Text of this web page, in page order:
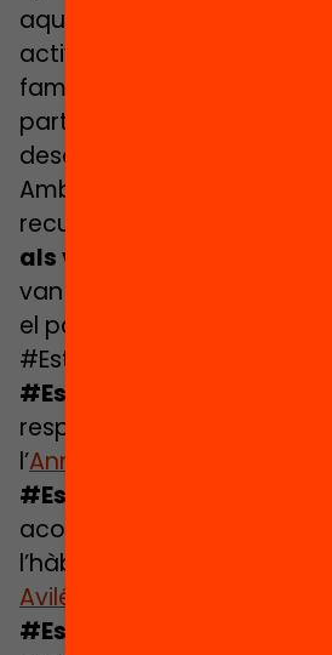
aquests espais cal que a
activitats hi pugui accedir
famílies, i garantir que un
participants provenen
desafavorits.
Amb la voluntat de
recursos, a continuació
als vídeos i a les
van utilitzar en els actes
el passat 12 de juny, en el
#EstiuEnriquit.
#EstiuFamiliar
: Com
responsabilitat amb les
l’Anna Ramis
#EstiuLector
acompanyats per
l’hàbit lector? Amb l’
Avilés
#EstiuActiu